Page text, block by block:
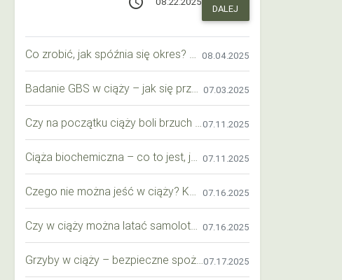
DALEJ
08.04.2025
07.03.2025
07.11.2025
07.11.2025
07.16.2025
07.16.2025
07.17.2025